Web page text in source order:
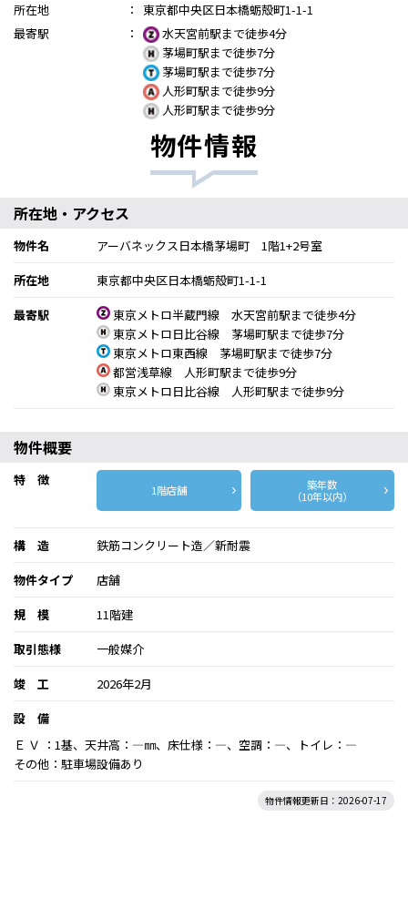
所在地
：
東京都中央区日本橋蛎殻町1-1-1
最寄駅
：
水天宮前駅まで徒歩4分
茅場町駅まで徒歩7分
茅場町駅まで徒歩7分
人形町駅まで徒歩9分
人形町駅まで徒歩9分
物件情報
所在地・アクセス
物件名
アーバネックス日本橋茅場町 1階1+2号室
所在地
東京都中央区日本橋蛎殻町1-1-1
最寄駅
東京メトロ半蔵門線 水天宮前駅まで徒歩4分
東京メトロ日比谷線 茅場町駅まで徒歩7分
東京メトロ東西線 茅場町駅まで徒歩7分
都営浅草線 人形町駅まで徒歩9分
東京メトロ日比谷線 人形町駅まで徒歩9分
物件概要
特 徴
1階店舗
築年数
（10年以内）
構 造
鉄筋コンクリート造／新耐震
物件タイプ
店舗
規 模
11階建
取引態様
一般媒介
竣 工
2026年2月
設 備
Ｅ Ｖ ：1基、天井高：―㎜、床仕様：―、空調：―、トイレ：―
その他：駐車場設備あり
物件情報更新日：2026-07-17